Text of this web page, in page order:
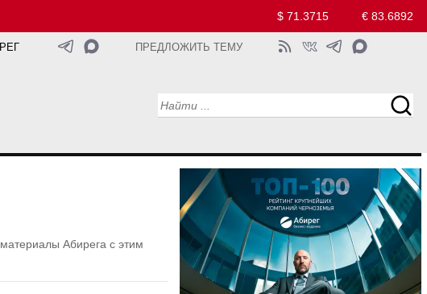
$ 71.3715 € 83.6892
ПРЕДЛОЖИТЬ ТЕМУ
Абирега с этим